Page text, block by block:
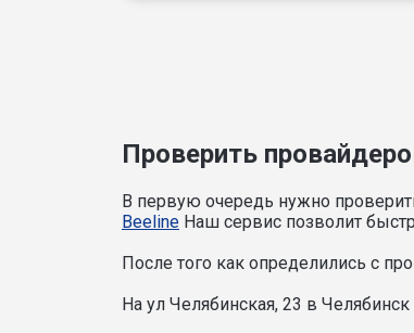
Проверить
В первую очередь нужно
Beeline Наш сервис позволит
После того как определились с
На ул Челябинская, 23 в